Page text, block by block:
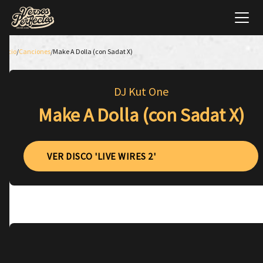
Inicio/Canciones/Make A Dolla (con Sadat X)
DJ Kut One
Make A Dolla (con Sadat X)
VER DISCO 'LIVE WIRES 2'